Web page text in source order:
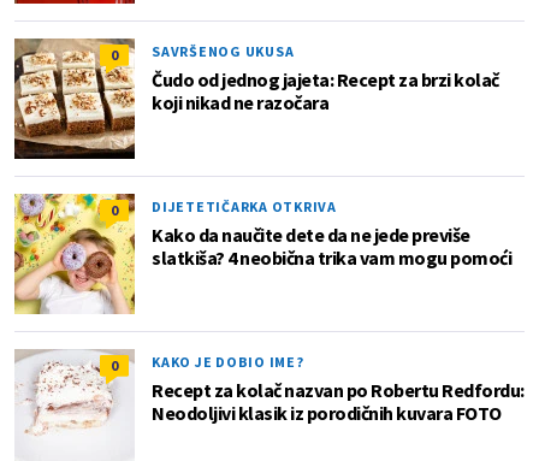
0 SAVRŠENOG UKUSA
Čudo od jednog jajeta: Recept za brzi kolač
koji nikad ne razočara
0 DIJETETIČARKA OTKRIVA
Kako da naučite dete da ne jede previše
slatkiša? 4 neobična trika vam mogu pomoći
0 KAKO JE DOBIO IME?
Recept za kolač nazvan po Robertu Redfordu:
Neodoljivi klasik iz porodičnih kuvara FOTO